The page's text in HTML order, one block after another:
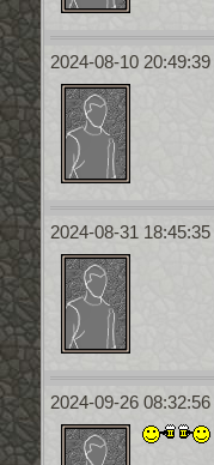
2024-08-10 20:49:39
2024-08-31 18:45:35
2024-09-26 08:32:56